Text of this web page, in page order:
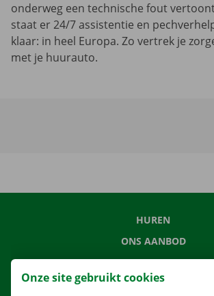
onderweg een technische fout
staat er 24/7 assistentie en
klaar: in heel Europa. Zo vertrek je
met je huurauto.
HUREN
ONS AANBOD
ONZE DIENSTEN
LOCATIES
Onze site gebruikt cookies